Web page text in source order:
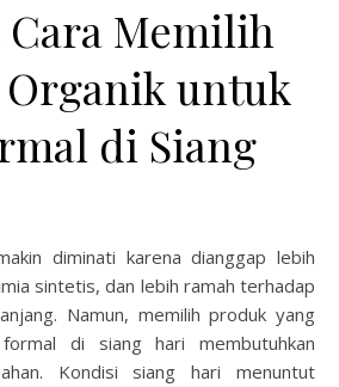
Cara Memilih
untuk
di Siang
sintetis, dan lebih ramah terhadap
Namun, memilih produk yang
di siang hari membutuhkan
Kondisi siang hari menuntut